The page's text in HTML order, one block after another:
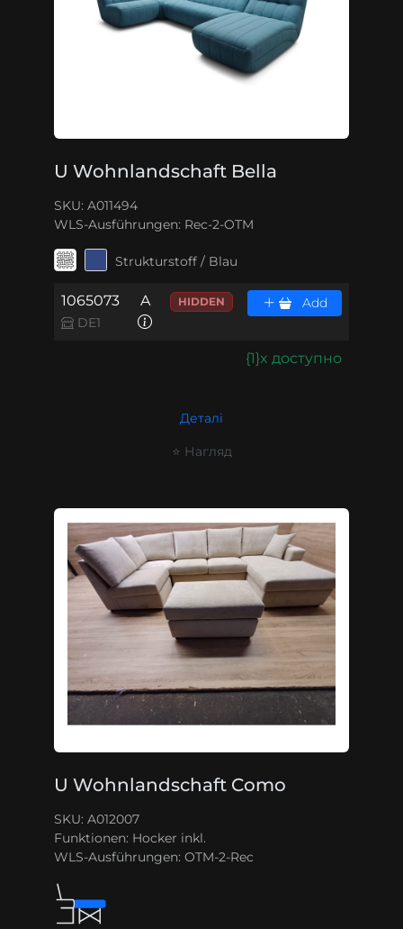
U Wohnlandschaft Bella
SKU: A011494
WLS-Ausführungen: Rec-2-OTM
Strukturstoff / Blau
1065073
DE1
A HIDDEN Add
{1}x доступно
Деталі
⭐ Нагляд
U Wohnlandschaft Como
SKU: A012007
Funktionen: Hocker inkl.
WLS-Ausführungen: OTM-2-Rec